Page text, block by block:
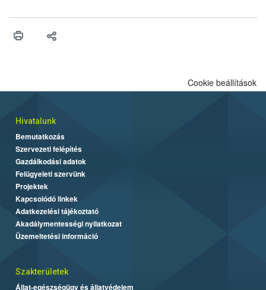
érésű szőlőkben is legyen lehetőség a károsító elleni további
felhasználók számára is elérhető és ökológiai termesztésben is
Cookie beállítások
Hivatalunk
Bemutatkozás
Szervezeti felépítés
Gazdálkodási adatok
Felügyeleti szervünk
Projektek
Kapcsolódó linkek
Adatkezelési tájékoztató
Akadálymentességi nyilatkozat
Üzemeltetési információ
Szakterületek
Állat-egészségügy és állatvédelem